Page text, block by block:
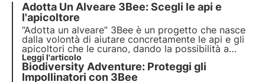
Adotta Un Alveare 3Bee: Scegli le api e
l'apicoltore
“Adotta un alveare” 3Bee è un progetto che nasce
dalla volontà di aiutare concretamente le api e gli
apicoltori che le curano, dando la possibilità a
chiunque di avvicinarsi al mondo di questi
incredibili impollinatori. Scopri come puoi
supportare gli apicoltori e adottare delle piccole
Leggi l'articolo
Biodiversity Adventure: Proteggi gli
Impollinatori con 3Bee